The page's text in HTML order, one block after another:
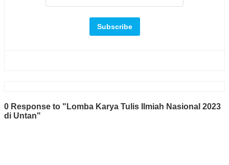
0 Response to "Lomba Karya Tulis Ilmiah Nasional 2023
di Untan"